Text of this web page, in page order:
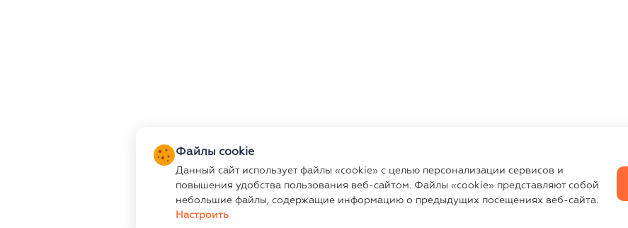
Файлы cookie
Данный сайт использует файлы «cookie» с целью персонализации сервисов и
повышения удобства пользования веб-сайтом. Файлы «cookie» представляют собой
небольшие файлы, содержащие информацию о предыдущих посещениях веб-сайта.
Настроить